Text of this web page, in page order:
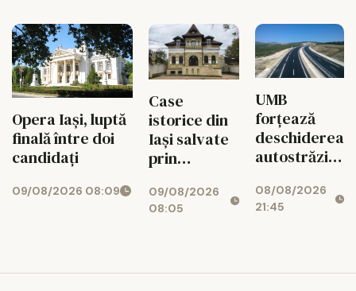
Opera Iași, luptă
finală între doi
candidați
09/08/2026 08:09
Case
istorice din
Iași salvate
prin
clinici și
birouri
09/08/2026
08:05
UMB
forțează
deschiderea
autostrăzii
la Bacău
08/08/2026
21:45